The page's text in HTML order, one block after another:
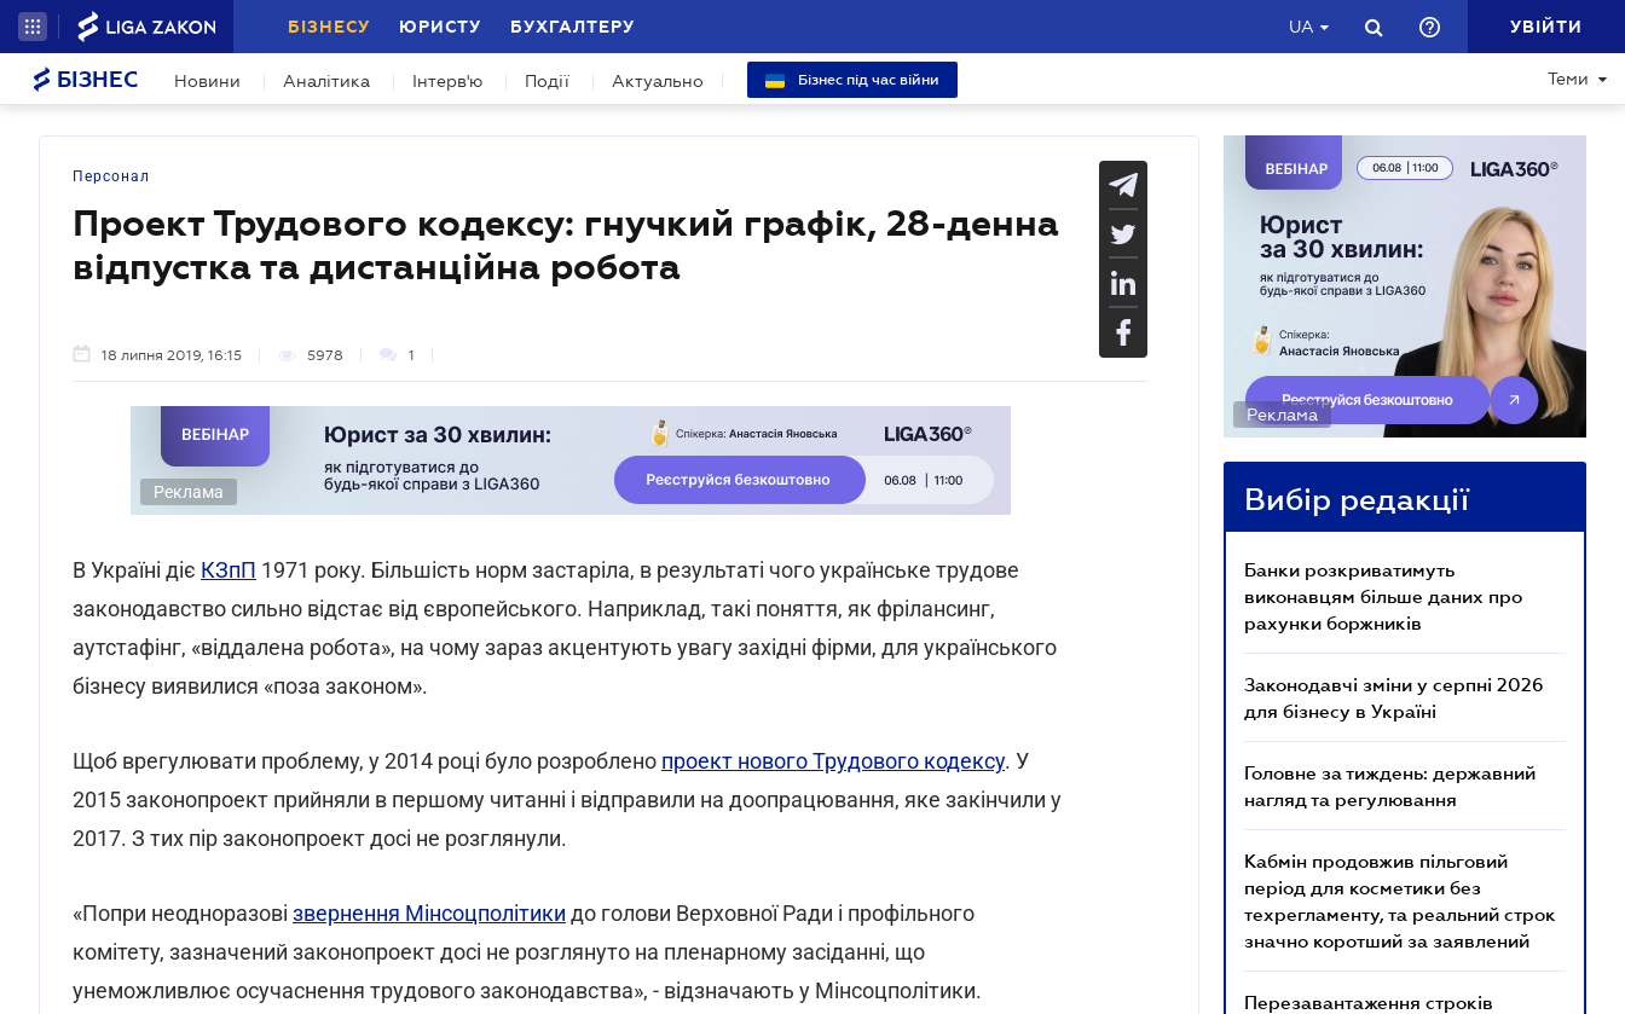
БІЗНЕСУ ЮРИСТУ БУХГАЛТЕРУ UA УВІЙТИ
БІЗНЕС Новини Аналітика Інтерв'ю Події Актуально Бізнес під час війни Теми
Персонал
Проект Трудового кодексу: гнучкий графік, 28-денна
відпустка та дистанційна робота
18 липня 2019, 16:15 5978 1
Реклама
В Україні діє КЗпП 1971 року. Більшість норм застаріла, в результаті чого українське трудове
законодавство сильно відстає від європейського. Наприклад, такі поняття, як фрілансинг,
аутстафінг, «віддалена робота», на чому зараз акцентують увагу західні фірми, для українського
бізнесу виявилися «поза законом».
Щоб врегулювати проблему, у 2014 році було розроблено проект нового Трудового кодексу. У
2015 законопроект прийняли в першому читанні і відправили на доопрацювання, яке закінчили у
2017. З тих пір законопроект досі не розглянули.
«Попри неодноразові звернення Мінсоцполітики до голови Верховної Ради і профільного
комітету, зазначений законопроект досі не розглянуто на пленарному засіданні, що
унеможливлює осучаснення трудового законодавства», - відзначають у Мінсоцполітики.
Реклама
Вибір редакції
Банки розкриватимуть
виконавцям більше даних про
рахунки боржників
Законодавчі зміни у серпні 2026
для бізнесу в Україні
Головне за тиждень: державний
нагляд та регулювання
Кабмін продовжив пільговий
період для косметики без
техрегламенту, та реальний строк
значно коротший за заявлений
Перезавантаження строків